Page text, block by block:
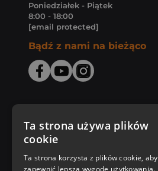
Poniedziałek - Piątek
8:00 - 18:00
[email protected]
Bądź z nami na bieżąco
Zakupy u nas
Nasza oferta
Ta strona używa plików
cookie
Ta strona korzysta z plików cookie, aby
zapewnić lepszą wygodę użytkowania.